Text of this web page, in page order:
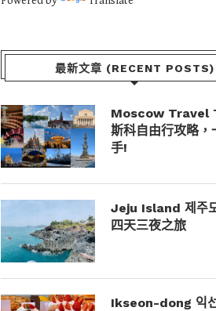
最新文章 (RECENT POSTS)
Moscow Travel
斯科自由行攻略，
手!
Jeju Island 제주
四天三夜之旅
Ikseon-dong 익